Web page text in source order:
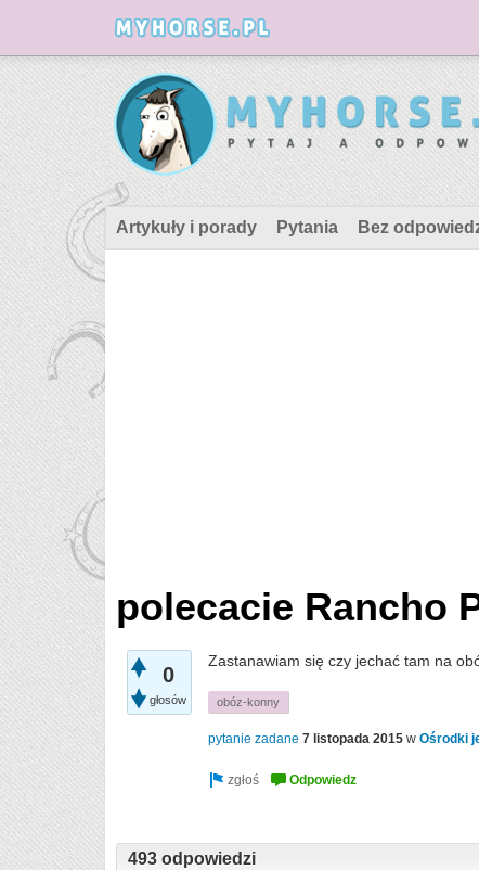
Artykuły i porady Pytania Bez
polecacie Rancho
0
głosów
Zastanawiam się czy jechać tam na
obóz-konny
pytanie zadane 7 listopada 2015 w Ośrodki
493 odpowiedzi